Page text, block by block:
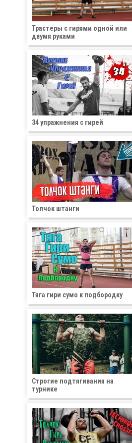
Трастеры с гирями одной или
двумя руками
34 упражнения с гирей
Толчок штанги
Тяга гири сумо к подбородку
Строгие подтягивания на
турнике